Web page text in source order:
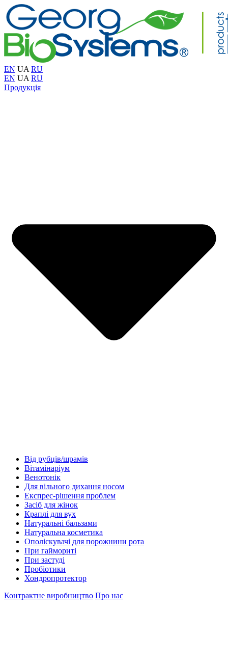
EN UA RU
EN UA RU
Продукція
Від рубців/шрамів
Вітамінаріум
Венотонік
Для вільного дихання носом
Експрес-рішення проблем
Засіб для жінок
Краплі для вух
Натуральні бальзами
Натуральна косметика
Ополіскувачі для порожнини рота
При гаймориті
При застуді
Пробіотики
Хондропротектор
Контрактне виробництво Про нас